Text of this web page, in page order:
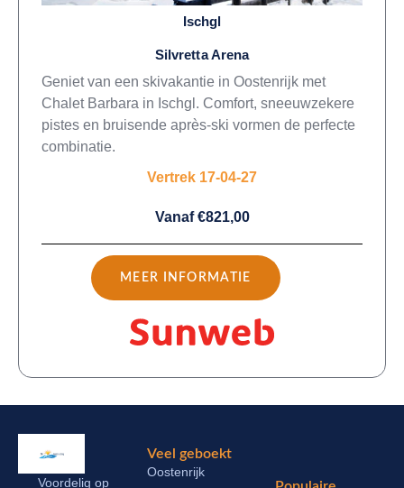
Ischgl
Silvretta Arena
Geniet van een skivakantie in Oostenrijk met
Chalet Barbara in Ischgl. Comfort, sneeuwzekere
pistes en bruisende après-ski vormen de perfecte
combinatie.
Vertrek 17-04-27
Vanaf €821,00
MEER INFORMATIE
Voordelig op
Veel geboekt
Oostenrijk